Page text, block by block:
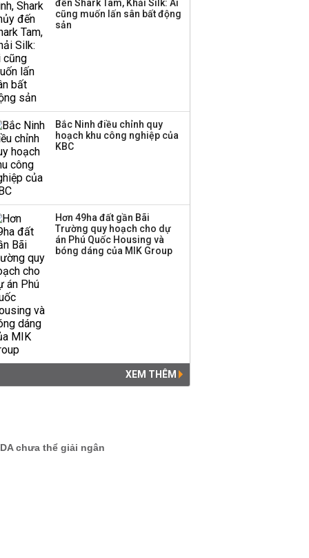
đến Shark Tam, Khải Silk: Ai
cũng muốn lấn sân bất động
sản
Bắc Ninh điều chỉnh quy
hoạch khu công nghiệp của
KBC
Hơn 49ha đất gần Bãi
Trường quy hoạch cho dự
án Phú Quốc Housing và
bóng dáng của MIK Group
XEM THÊM